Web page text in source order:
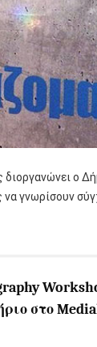
διοργανώνει ο
γνωρίσουν
στο